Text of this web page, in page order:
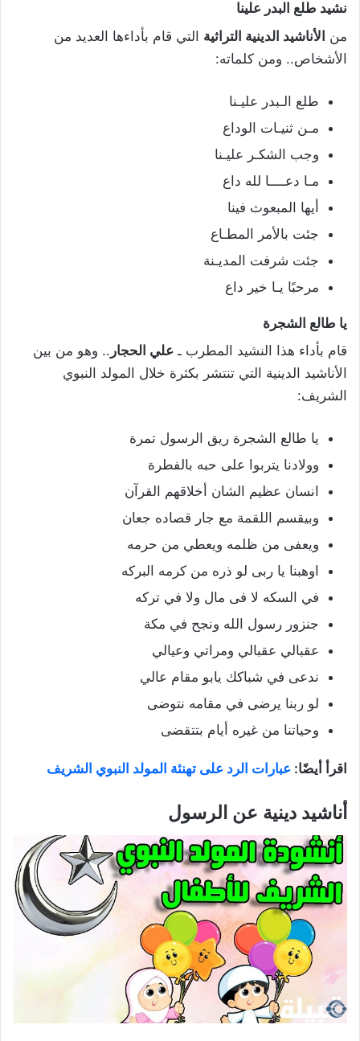
نشيد طلع البدر علينا
من الأناشيد الدينية التراثية التي قام بأداءها العديد من
الأشخاص.. ومن كلماته:
طلع الـبدر عليـنا
مـن ثنيـات الوداع
وجب الشكـر عليـنا
مـا دعــــا لله داع
أيها المبعوث فينا
جئت بالأمر المطـاع
جئت شرفت المديـنة
مرحبًا يـا خير داع
يا طالع الشجرة
قام بأداء هذا النشيد المطرب ـ علي الحجار .. وهو من بين
الأناشيد الدينية التي تنتشر بكثرة خلال المولد النبوي
الشريف:
يا طالع الشجرة ريق الرسول تمرة
وولادنا يتربوا على حبه بالفطرة
انسان عظيم الشان أخلاقهم القرآن
وبيقسم اللقمة مع جار قصاده جعان
ويعفى من ظلمه ويعطي من حرمه
اوهبنا يا ربى لو ذره من كرمه البركه
في السكه لا فى مال ولا في تركه
جنزور رسول الله ونجح في مكة
عقبالي عقبالي ومراتي وعيالي
ندعى في شباكك يابو مقام عالي
لو ربنا يرضى في مقامه نتوضى
وحياتنا من غيره أيام بتتقضى
اقرأ أيضًا: عبارات الرد على تهنئة المولد النبوي الشريف
أناشيد دينية عن الرسول